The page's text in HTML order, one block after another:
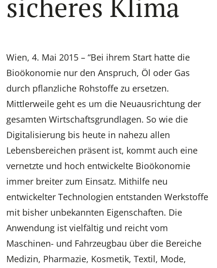
sicheres Klima
Wien, 4. Mai 2015 – “Bei ihrem Start hatte die
Bioökonomie nur den Anspruch, Öl oder Gas
durch pflanzliche Rohstoffe zu ersetzen.
Mittlerweile geht es um die Neuausrichtung der
gesamten Wirtschaftsgrundlagen. So wie die
Digitalisierung bis heute in nahezu allen
Lebensbereichen präsent ist, kommt auch eine
vernetzte und hoch entwickelte Bioökonomie
immer breiter zum Einsatz. Mithilfe neu
entwickelter Technologien entstanden Werkstoffe
mit bisher unbekannten Eigenschaften. Die
Anwendung ist vielfältig und reicht vom
Maschinen- und Fahrzeugbau über die Bereiche
Medizin, Pharmazie, Kosmetik, Textil, Mode,